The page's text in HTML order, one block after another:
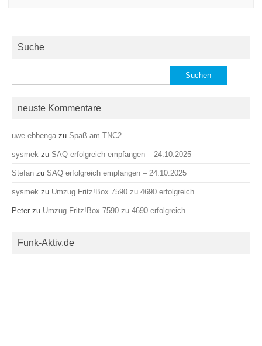
Suche
nach:
neuste Kommentare
uwe ebbenga zu Spaß am TNC2
sysmek zu SAQ erfolgreich empfangen – 24.10.2025
Stefan zu SAQ erfolgreich empfangen – 24.10.2025
sysmek zu Umzug Fritz!Box 7590 zu 4690 erfolgreich
Peter zu Umzug Fritz!Box 7590 zu 4690 erfolgreich
Funk-Aktiv.de